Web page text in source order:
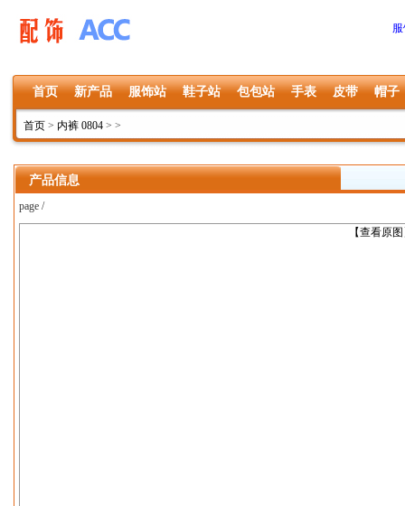
首页 新产品 服饰站 鞋子站 包包站 手表 皮带 帽子
首页 > 内裤 0804 > >
产品信息
page /
【查看原
上一张